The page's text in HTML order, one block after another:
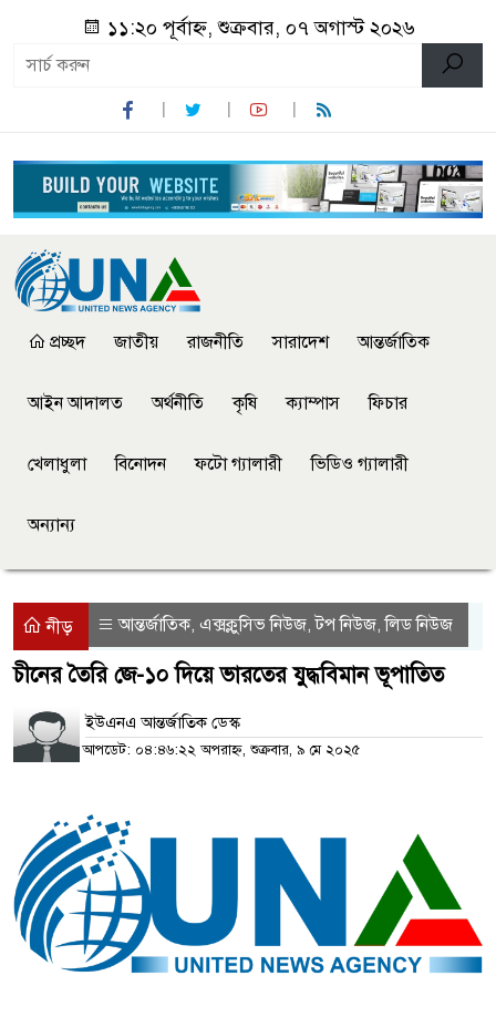
১১:২০ পূর্বাহ্ন, শুক্রবার, ০৭ অগাস্ট ২০২৬
প্রচ্ছদ জাতীয় রাজনীতি সারাদেশ আন্তর্জাতিক
আইন আদালত অর্থনীতি কৃষি ক্যাম্পাস ফিচার
খেলাধুলা বিনোদন ফটো গ্যালারী ভিডিও গ্যালারী
অন্যান্য
নীড় আন্তর্জাতিক, এক্সক্লুসিভ নিউজ,টপ নিউজ,লিড নিউজ
চীনের তৈরি জে-১০ দিয়ে ভারতের যুদ্ধবিমান ভূপাতিত
ইউএনএ আন্তর্জাতিক ডেস্ক
আপডেট: ০৪:৪৬:২২ অপরাহ্ন, শুক্রবার, ৯ মে ২০২৫